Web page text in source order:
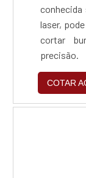
conhecida
laser,
cortar
precisão.
como
contar
COTAR